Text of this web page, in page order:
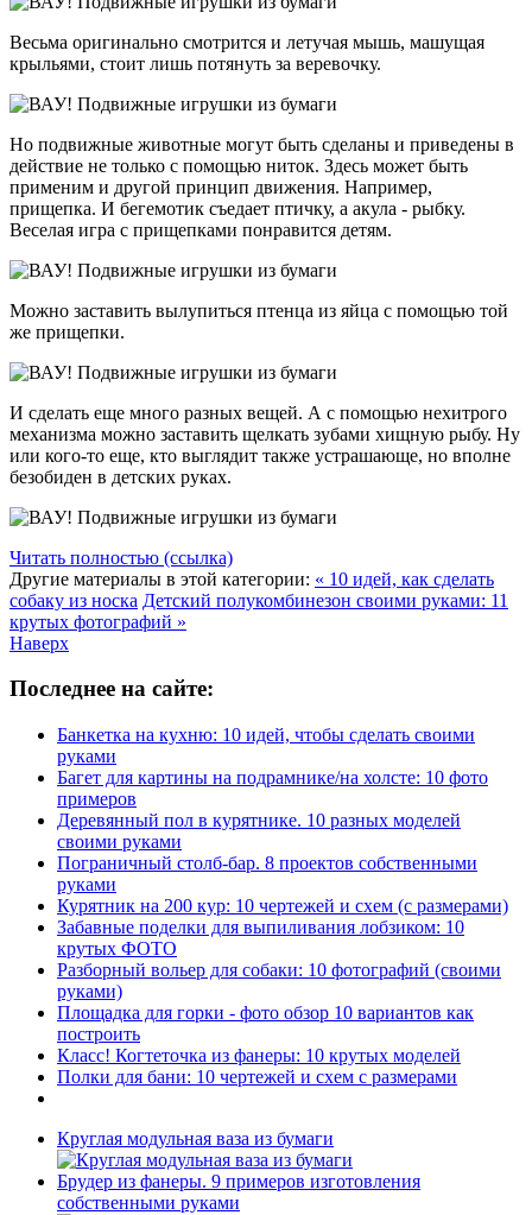
Весьма оригинально смотрится и летучая мышь, машущая
крыльями, стоит лишь потянуть за веревочку.
Но подвижные животные могут быть сделаны и приведены в
действие не только с помощью ниток. Здесь может быть
применим и другой принцип движения. Например,
прищепка. И бегемотик съедает птичку, а акула - рыбку.
Веселая игра с прищепками понравится детям.
Можно заставить вылупиться птенца из яйца с помощью той
же прищепки.
И сделать еще много разных вещей. А с помощью нехитрого
механизма можно заставить щелкать зубами хищную рыбу. Ну
или кого-то еще, кто выглядит также устрашающе, но вполне
безобиден в детских руках.
Читать полностью (ссылка)
Другие материалы в этой категории: « 10 идей, как сделать
собаку из носка Детский полукомбинезон своими руками: 11
крутых фотографий »
Наверх
Последнее на сайте:
Банкетка на кухню: 10 идей, чтобы сделать своими
руками
Багет для картины на подрамнике/на холсте: 10 фото
примеров
Деревянный пол в курятнике. 10 разных моделей
своими руками
Пограничный столб-бар. 8 проектов собственными
руками
Курятник на 200 кур: 10 чертежей и схем (с размерами)
Забавные поделки для выпиливания лобзиком: 10
крутых ФОТО
Разборный вольер для собаки: 10 фотографий (своими
руками)
Площадка для горки - фото обзор 10 вариантов как
построить
Класс! Когтеточка из фанеры: 10 крутых моделей
Полки для бани: 10 чертежей и схем с размерами
Круглая модульная ваза из бумаги
Брудер из фанеры. 9 примеров изготовления
собственными руками